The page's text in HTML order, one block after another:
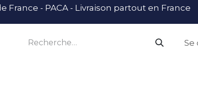
France - PACA - Livraison partout en France
Se